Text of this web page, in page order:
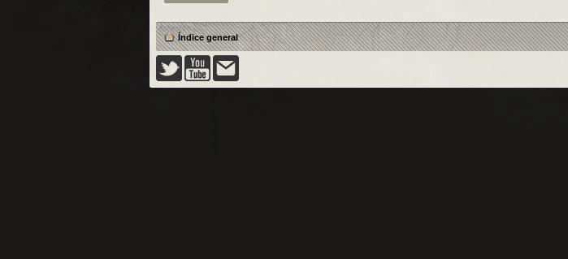
Índice general